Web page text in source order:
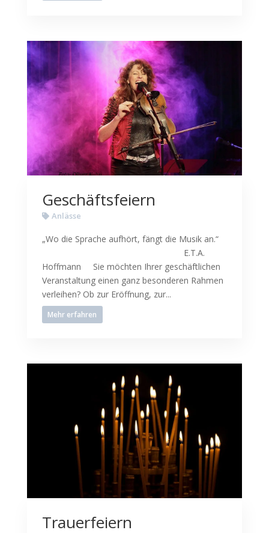
Geschäftsfeiern
Anlässe
„Wo die Sprache aufhört, fängt die Musik an.“
E.T.A.
Hoffmann Sie möchten Ihrer geschäftlichen
Veranstaltung einen ganz besonderen Rahmen
verleihen? Ob zur Eröffnung, zur...
Mehr erfahren
Trauerfeiern